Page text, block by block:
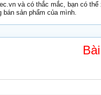
và có thắc mắc, bạn có
bán sản phẩm của mình.